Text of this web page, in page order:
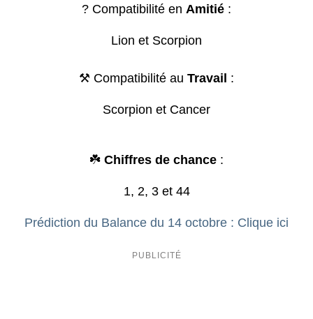
? Compatibilité en Amitié :
Lion et Scorpion
⚒️ Compatibilité au Travail :
Scorpion et Cancer
☘️ Chiffres de chance :
1, 2, 3 et 44
Prédiction du Balance du 14 octobre : Clique ici